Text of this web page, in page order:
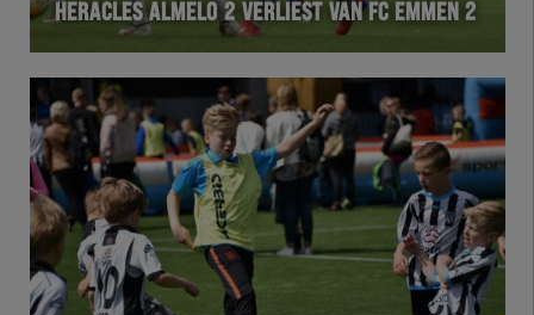
HERACLES ALMELO 2 VERLIEST VAN FC EMMEN 2